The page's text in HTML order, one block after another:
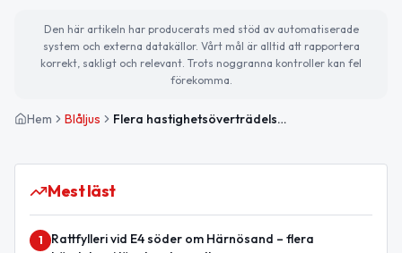
Den här artikeln har producerats med stöd av automatiserade
system och externa datakällor. Vårt mål är alltid att rapportera
korrekt, sakligt och relevant. Trots noggranna kontroller kan fel
förekomma.
Hem Blåljus Flera hastighetsöverträdelser rapporterade i Västernorrlands län
Mest läst
1
Rattfylleri vid E4 söder om Härnösand – flera